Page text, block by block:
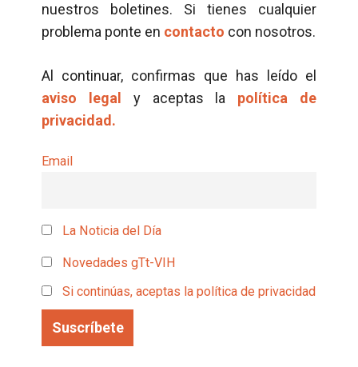
nuestros boletines. Si tienes cualquier
problema ponte en contacto con nosotros.
Al continuar, confirmas que has leído el
aviso legal
y aceptas la política de
privacidad.
Email
La Noticia del Día
Novedades gTt-VIH
Si continúas, aceptas la política de privacidad